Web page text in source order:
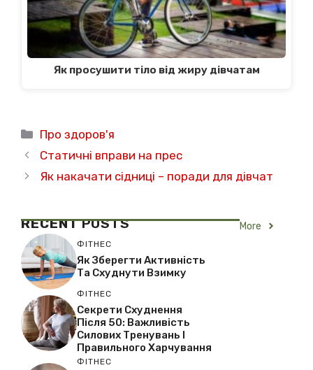
Як просушити тіло від жиру дівчатам
Категорії
Про здоров'я
Статичні вправи на прес
Як накачати сідниці – поради для дівчат
RECENTPOSTS More
ФІТНЕС
Як Зберегти Активність
Та Схуднути Взимку
ФІТНЕС
Секрети Схуднення
Після 50: Важливість
Силових Тренувань І
Правильного Харчування
ФІТНЕС